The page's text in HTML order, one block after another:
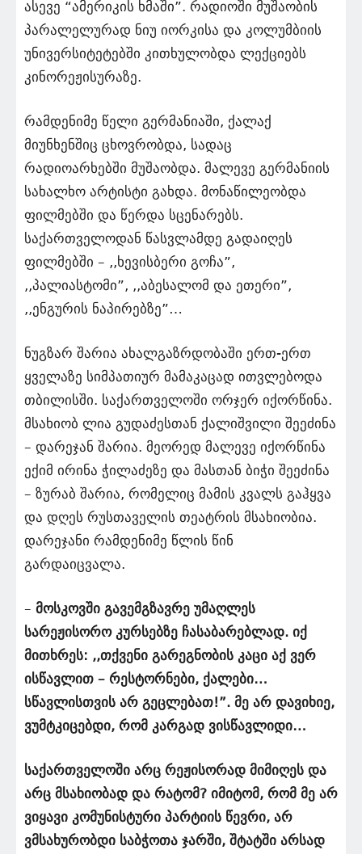
ასევე “ამერიკის ხმაში”. რადიოში მუშაობის
პარალელურად ნიუ იორკისა და კოლუმბიის
უნივერსიტეტებში კითხულობდა ლექციებს
კინორეჟისურაზე.
რამდენიმე წელი გერმანიაში, ქალაქ
მიუნხენშიც ცხოვრობდა, სადაც
რადიოარხებში მუშაობდა. მალევე გერმანიის
სახალხო არტისტი გახდა. მონაწილეობდა
ფილმებში და წერდა სცენარებს.
საქართველოდან წასვლამდე გადაიღეს
ფილმებში – ,,ხევისბერი გოჩა”,
,,პალიასტომი”, ,,აბესალომ და ეთერი”,
,,ენგურის ნაპირებზე”…
ნუგზარ შარია ახალგაზრდობაში ერთ-ერთ
ყველაზე სიმპათიურ მამაკაცად ითვლებოდა
თბილისში. საქართველოში ორჯერ იქორწინა.
მსახიობ ლია გუდაძესთან ქალიშვილი შეეძინა
– დარეჯან შარია. მეორედ მალევე იქორწინა
ექიმ ირინა ჭილაძეზე და მასთან ბიჭი შეეძინა
– ზურაბ შარია, რომელიც მამის კვალს გაჰყვა
და დღეს რუსთაველის თეატრის მსახიობია.
დარეჯანი რამდენიმე წლის წინ
გარდაიცვალა.
– მოსკოვში გავემგზავრე უმაღლეს
სარეჟისორო კურსებზე ჩასაბარებლად. იქ
მითხრეს: ,,თქვენი გარეგნობის კაცი აქ ვერ
ისწავლით – რესტორნები, ქალები…
სწავლისთვის არ გეცლებათ!”. მე არ დავიხიე,
ვუმტკიცებდი, რომ კარგად ვისწავლიდი…
საქართველოში არც რეჟისორად მიმიღეს და
არც მსახიობად და რატომ? იმიტომ, რომ მე არ
ვიყავი კომუნისტური პარტიის წევრი, არ
ვმსახურობდი საბჭოთა ჯარში, შტატში არსად